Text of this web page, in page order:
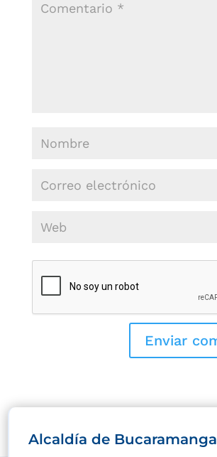
Alcaldía de Bucaramanga